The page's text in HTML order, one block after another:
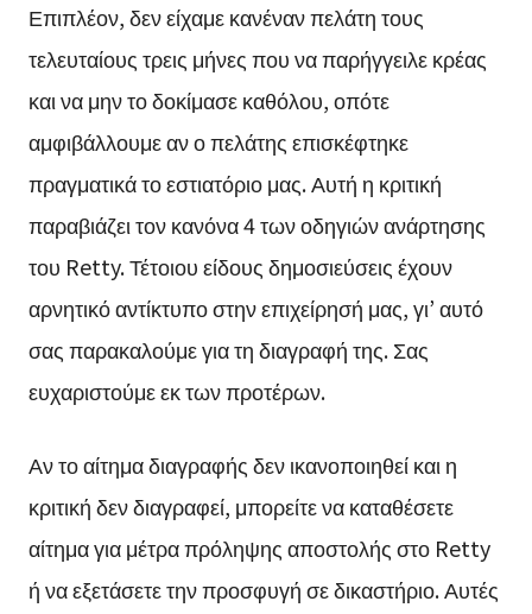
Επιπλέον, δεν είχαμε κανέναν πελάτη τους
τελευταίους τρεις μήνες που να παρήγγειλε κρέας
και να μην το δοκίμασε καθόλου, οπότε
αμφιβάλλουμε αν ο πελάτης επισκέφτηκε
πραγματικά το εστιατόριο μας. Αυτή η κριτική
παραβιάζει τον κανόνα 4 των οδηγιών ανάρτησης
του Retty. Τέτοιου είδους δημοσιεύσεις έχουν
αρνητικό αντίκτυπο στην επιχείρησή μας, γι’ αυτό
σας παρακαλούμε για τη διαγραφή της. Σας
ευχαριστούμε εκ των προτέρων.
Αν το αίτημα διαγραφής δεν ικανοποιηθεί και η
κριτική δεν διαγραφεί, μπορείτε να καταθέσετε
αίτημα για μέτρα πρόληψης αποστολής στο Retty
ή να εξετάσετε την προσφυγή σε δικαστήριο. Αυτές